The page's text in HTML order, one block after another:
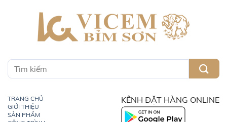
TRANG CHỦ
GIỚI THIỆU
SẢN PHẨM
KÊNH ĐẶT HÀNG ONLINE